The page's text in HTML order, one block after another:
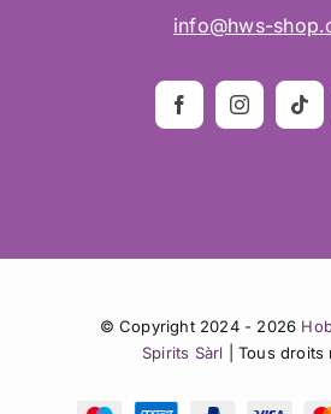
info@hws-
© Copyright 2024 - 2026
Spirits Sàrl | Tous